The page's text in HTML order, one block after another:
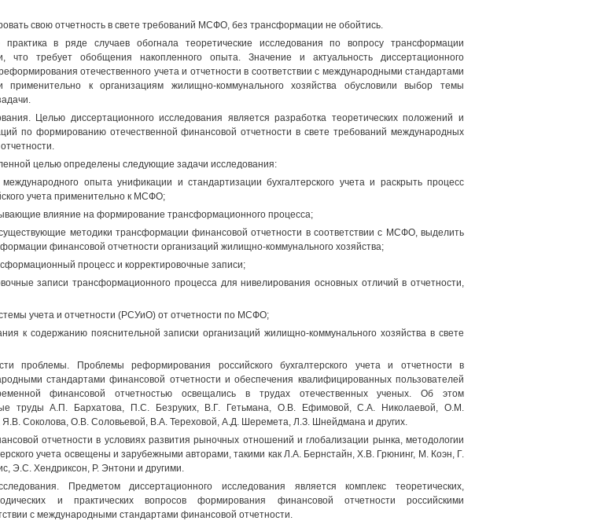
свою отчетность в свете требований МСФО, без трансформации не обойтись.
в ряде случаев обогнала теоретические исследования по вопросу трансформации
что требует обобщения накопленного опыта. Значение и актуальность диссертационного
отечественного учета и отчетности в соответствии с международными стандартами
применительно к организациям жилищно-коммунального хозяйства обусловили выбор темы
Целью диссертационного исследования является разработка теоретических положений и
по формированию отечественной финансовой отчетности в свете требований международных
целью определены следующие задачи исследования:
опыта унификации и стандартизации бухгалтерского учета и раскрыть процесс
учета применительно к МСФО;
влияние на формирование трансформационного процесса;
методики трансформации финансовой отчетности в соответствии с МСФО, выделить
финансовой отчетности организаций жилищно-коммунального хозяйства;
процесс и корректировочные записи;
записи трансформационного процесса для нивелирования основных отличий в отчетности,
учета и отчетности (РСУиО) от отчетности по МСФО;
к содержанию пояснительной записки организаций жилищно-коммунального хозяйства в свете
проблемы. Проблемы реформирования российского бухгалтерского учета и отчетности в
стандартами финансовой отчетности и обеспечения квалифицированных пользователей
финансовой отчетностью освещались в трудах отечественных ученых. Об этом
труды А.П. Бархатова, П.С. Безруких, В.Г. Гетьмана, О.В. Ефимовой, С.А. Николаевой, О.М.
Я.В. Соколова, О.В. Соловьевой, В.А. Тереховой, А.Д. Шеремета, Л.З. Шнейдмана и других.
отчетности в условиях развития рыночных отношений и глобализации рынка, методологии
учета освещены и зарубежными авторами, такими как Л.А. Бернстайн, Х.В. Грюнинг, М. Коэн, Г.
Э.С. Хендриксон, Р. Энтони и другими.
Предметом диссертационного исследования является комплекс теоретических,
и практических вопросов формирования финансовой отчетности российскими
с международными стандартами финансовой отчетности.